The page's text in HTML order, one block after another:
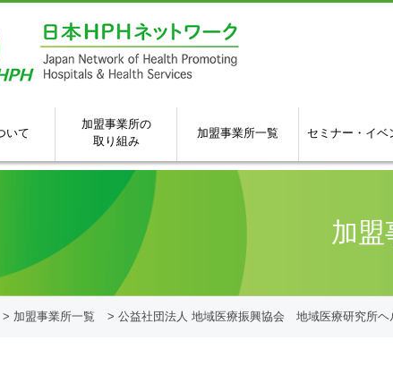
いて
加盟事業所の
取り組み
加盟事業所一覧 セミナー・イベ
加盟
> 加盟事業所一覧 > 公益社団法人 地域医療振興協会 地域医療研究所ヘ